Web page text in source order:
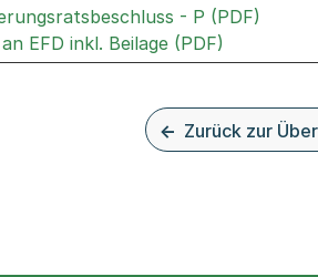
- P (PDF)
EFD inkl. Beilage (PDF)
Zurück zur